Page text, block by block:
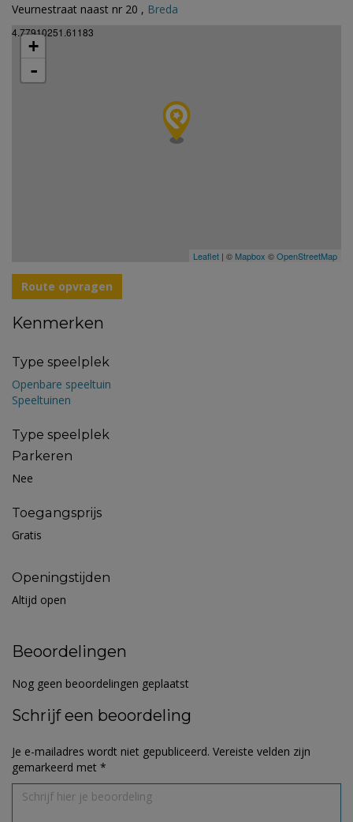
Veurnestraat naast nr 20 , Breda
4.77910251.61183
+
-
Leaflet | © Mapbox ©OpenStreetMap
Route opvragen
Kenmerken
Type speelplek
Openbare speeltuin
Speeltuinen
Type speelplek
Parkeren
Nee
Toegangsprijs
Gratis
Openingstijden
Altijd open
Beoordelingen
Nog geen beoordelingen geplaatst
Schrijf een beoordeling
Je e-mailadres wordt niet gepubliceerd. Vereiste velden zijn
gemarkeerd met *